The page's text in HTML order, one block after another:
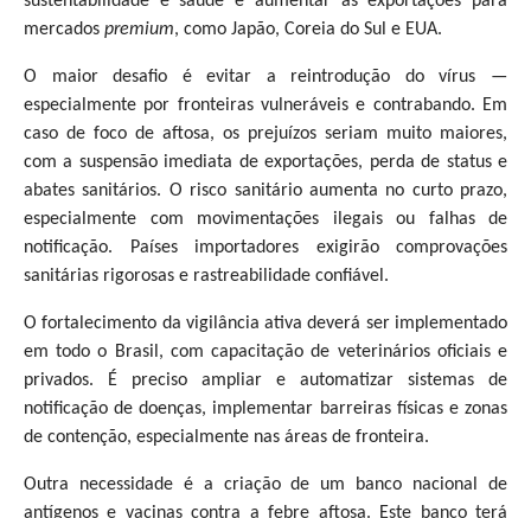
mercados premium, como Japão, Coreia do Sul e EUA.
O maior desafio é evitar a reintrodução do vírus —
especialmente por fronteiras vulneráveis e contrabando. Em
caso de foco de aftosa, os prejuízos seriam muito maiores,
com a suspensão imediata de exportações, perda de status e
abates sanitários. O risco sanitário aumenta no curto prazo,
especialmente com movimentações ilegais ou falhas de
notificação. Países importadores exigirão comprovações
sanitárias rigorosas e rastreabilidade confiável.
O fortalecimento da vigilância ativa deverá ser implementado
em todo o Brasil, com capacitação de veterinários oficiais e
privados. É preciso ampliar e automatizar sistemas de
notificação de doenças, implementar barreiras físicas e zonas
de contenção, especialmente nas áreas de fronteira.
Outra necessidade é a criação de um banco nacional de
antígenos e vacinas contra a febre aftosa. Este banco terá